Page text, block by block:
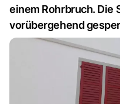
einem Rohrbruch. Die
vorübergehend